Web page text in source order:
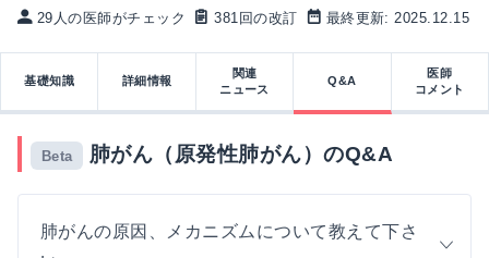
29人の医師がチェック
381回の改訂 最終更新: 2025.12.15
基礎知識 詳細情報
関連
ニュース
Q&A
医師
コメント
Beta 肺がん（原発性肺がん）のQ&A
肺がんの原因、メカニズムについて教えて下さ